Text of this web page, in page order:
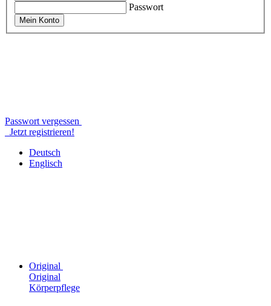
Passwort
Mein Konto
Passwort vergessen
Jetzt registrieren!
Deutsch
Englisch
Original
Original
Körperpflege